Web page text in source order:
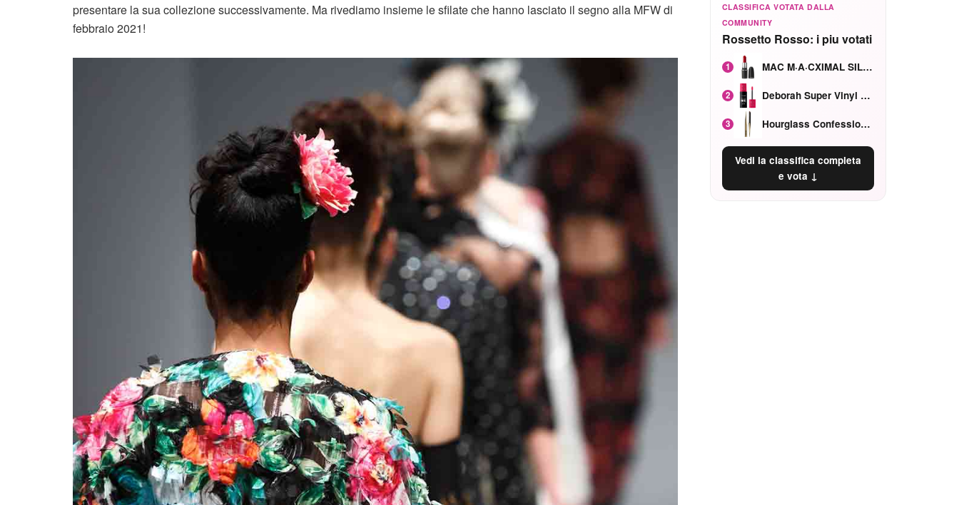
presentare la sua collezione successivamente. Ma rivediamo insieme le sfilate che hanno lasciato il segno alla MFW di
febbraio 2021!
CLASSIFICA VOTATA DALLA
COMMUNITY
Rossetto Rosso: i piu votati
1 MAC M·A·CXIMAL SILKY MATTE Red Rock mat
2 Deborah Super Vinyl Shake Rosa Ciliegia
3 Hourglass Confession Ricaricabile Ultra Preciso Ad Alta Intensità Secretly Classic Red
Vedi la classifica completa
e vota ↓